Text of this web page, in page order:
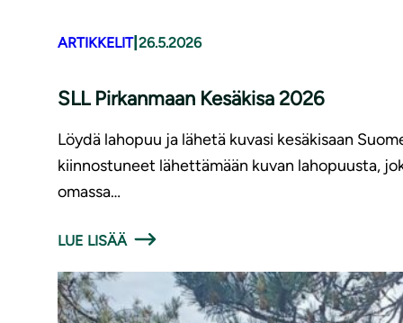
ARTIKKELIT| 26.5.2026
SLL Pirkanmaan Kesäkisa 2026
Löydä lahopuu ja lähetä kuvasi kesäkisaan
kiinnostuneet lähettämään kuvan lahopuusta,
omassa…
LUE LISÄÄ